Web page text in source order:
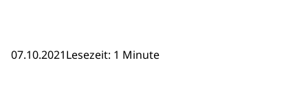
07.10.2021Lesezeit: 1 Minute